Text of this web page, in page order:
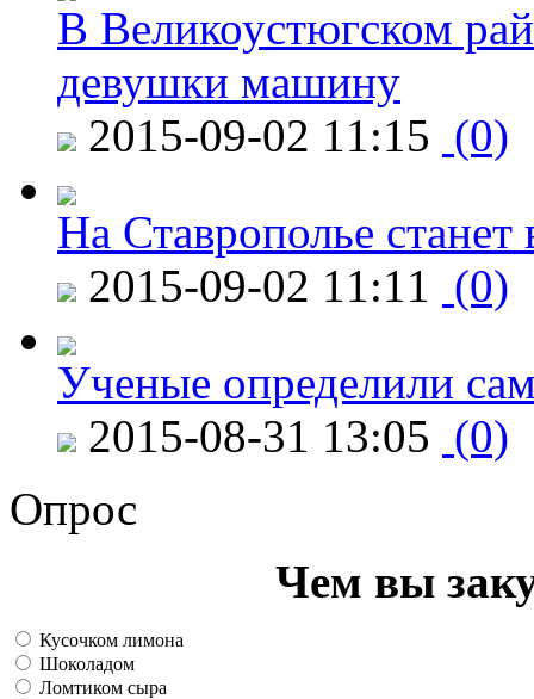
В Великоустюгском
девушки машину
2015-09-02 11:15 (0)
На Ставрополье
2015-09-02 11:11 (0)
Ученые определили
2015-08-31 13:05 (0)
Опрос
Чем вы
Кусочком лимона
Шоколадом
Ломтиком сыра